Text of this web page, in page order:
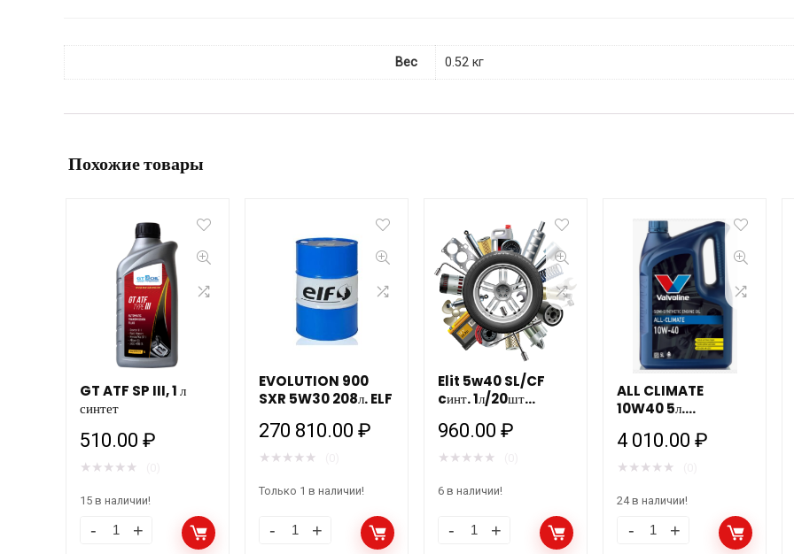
Вес 0.52 кг
Похожие товары
GT ATF SP III, 1 л
синтет
510.00 ₽
★ ★ ★ ★ ★
15 в наличии!
EVOLUTION 900
SXR 5W30 208л. ELF
270 810.00 ₽
★ ★ ★ ★ ★
Только 1 в наличии!
Elit 5w40 SL/CF
cинт. 1л/20шт
960.00 ₽
★ ★ ★ ★ ★
6 в наличии!
ALL CLIMATE
10W40 5л.
4 010.00₽
★ ★ ★ ★ ★
24 в наличии!